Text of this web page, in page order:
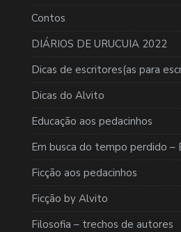
Contos
DIÁRIOS DE URUCUIA 2022
Dicas de escritores(as para
Dicas do Alvito
Educação aos pedacinhos
Em busca do tempo perdido –
Ficção aos pedacinhos
Ficção by Alvito
Filosofia – trechos de autores